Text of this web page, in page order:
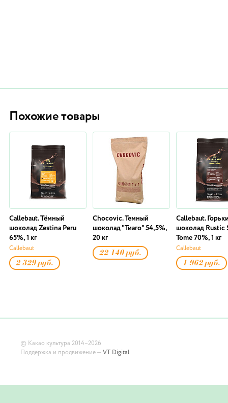
Похожие товары
Callebaut. Тёмный
шоколад Zestina Peru
65%, 1 кг
Callebaut
2 329 руб.
Chocovic. Темный
шоколад "Тиаго" 54,5%,
20 кг
22 140 руб.
Callebaut.
шоколад Rustic
Tome 70%, 1 кг
Callebaut
1 962 руб.
© Какао культура 2014–2026
Поддержка и продвижение — VT Digital